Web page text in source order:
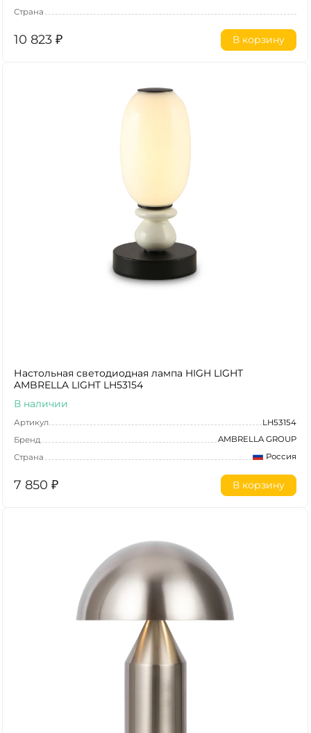
Страна
10 823 ₽ В корзину
Настольная светодиодная лампа HIGH LIGHT
AMBRELLA LIGHT LH53154
В наличии
Артикул
LH53154
Бренд
AMBRELLA GROUP
Страна
Россия
7 850 ₽ В корзину